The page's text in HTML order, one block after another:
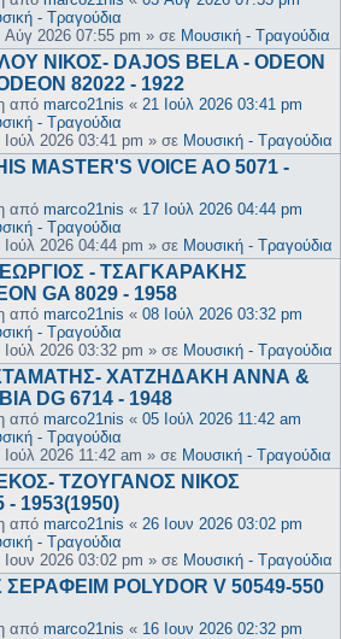
- Τραγούδια
Αύγ 2026 07:55 pm » σε Μουσική - Τραγούδια
ΝΙΚΟΣ- DAJOS BELA - ODEON
82022 - 1922
από marco21nis « 21 Ιούλ 2026 03:41 pm
- Τραγούδια
Ιούλ 2026 03:41 pm » σε Μουσική - Τραγούδια
MASTER'S VOICE AO 5071 -
από marco21nis « 17 Ιούλ 2026 04:44 pm
- Τραγούδια
Ιούλ 2026 04:44 pm » σε Μουσική - Τραγούδια
- ΤΣΑΓΚΑΡΑΚΗΣ
GA 8029 - 1958
από marco21nis « 08 Ιούλ 2026 03:32 pm
- Τραγούδια
Ιούλ 2026 03:32 pm » σε Μουσική - Τραγούδια
ΧΑΤΖΗΔΑΚΗ ΑΝΝΑ &
DG 6714 - 1948
από marco21nis « 05 Ιούλ 2026 11:42 am
- Τραγούδια
Ιούλ 2026 11:42 am » σε Μουσική - Τραγούδια
ΤΖΟΥΓΑΝΟΣ ΝΙΚΟΣ
1953(1950)
από marco21nis « 26 Ιουν 2026 03:02 pm
- Τραγούδια
Ιουν 2026 03:02 pm » σε Μουσική - Τραγούδια
POLYDOR V 50549-550
από marco21nis « 16 Ιουν 2026 02:32 pm